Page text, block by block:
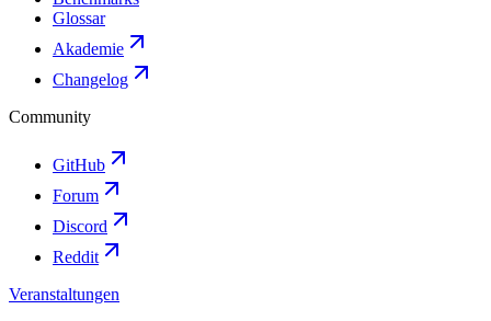
Glossar
Akademie
Changelog
Community
GitHub
Forum
Discord
Reddit
Veranstaltungen